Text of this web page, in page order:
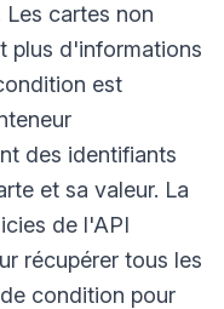
Les cartes non
plus d'informations
est
des identifiants
et sa valeur. La
de l'API
récupérer tous les
condition pour